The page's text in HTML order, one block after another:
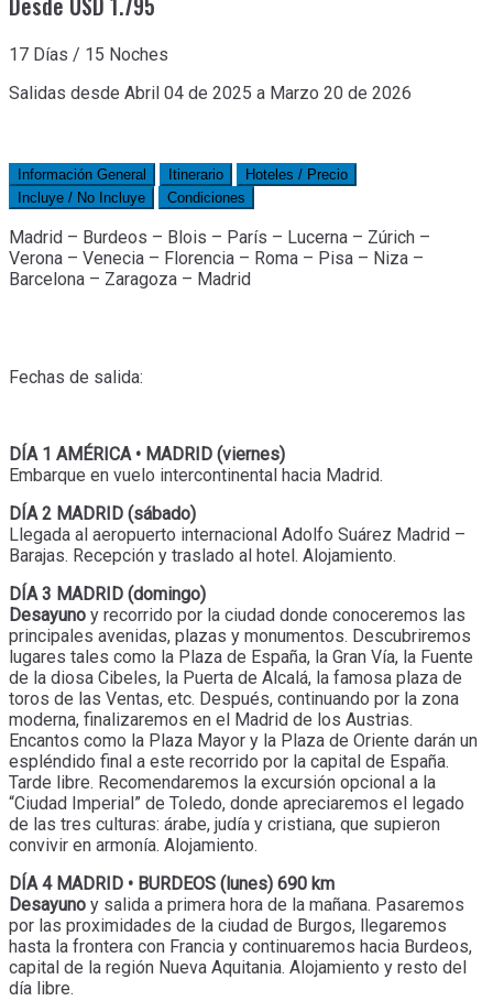
17 Días / 15 Noches
Salidas desde Abril 04 de 2025 a Marzo 20 de 2026
Información General Itinerario
Hoteles / Precio
Incluye / No Incluye
Condiciones
Madrid – Burdeos – Blois – París – Lucerna – Zúrich –
Verona – Venecia – Florencia – Roma – Pisa – Niza –
Barcelona – Zaragoza – Madrid
Fechas de salida:
DÍA 1 AMÉRICA • MADRID (viernes)
Embarque en vuelo intercontinental hacia Madrid.
DÍA 2 MADRID (sábado)
Llegada al aeropuerto internacional Adolfo Suárez Madrid –
Barajas. Recepción y traslado al hotel. Alojamiento.
DÍA 3 MADRID (domingo)
Desayuno y recorrido por la ciudad donde conoceremos las
principales avenidas, plazas y monumentos. Descubriremos
lugares tales como la Plaza de España, la Gran Vía, la Fuente
de la diosa Cibeles, la Puerta de Alcalá, la famosa plaza de
toros de las Ventas, etc. Después, continuando por la zona
moderna, finalizaremos en el Madrid de los Austrias.
Encantos como la Plaza Mayor y la Plaza de Oriente darán un
espléndido final a este recorrido por la capital de España.
Tarde libre. Recomendaremos la excursión opcional a la
“Ciudad Imperial” de Toledo, donde apreciaremos el legado
de las tres culturas: árabe, judía y cristiana, que supieron
convivir en armonía. Alojamiento.
DÍA 4 MADRID • BURDEOS (lunes) 690 km
Desayuno y salida a primera hora de la mañana. Pasaremos
por las proximidades de la ciudad de Burgos, llegaremos
hasta la frontera con Francia y continuaremos hacia Burdeos,
capital de la región Nueva Aquitania. Alojamiento y resto del
día libre.